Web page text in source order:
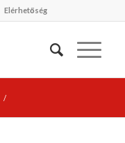
Elérhetőség
/